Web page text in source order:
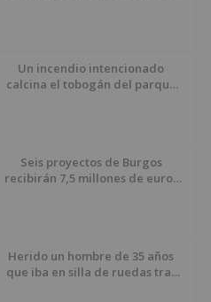
Un incendio intencionado
calcina el tobogán del parque
Seis proyectos de Burgos
recibirán 7,5 millones de euros
Herido un hombre de 35 años
que iba en silla de ruedas tras